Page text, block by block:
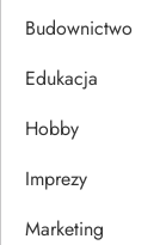
a
w
p
Budownictwo
Edukacja
Hobby
Imprezy
Marketing